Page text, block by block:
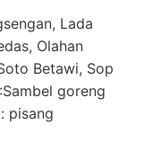
Lada
Olahan
Betawi, Sop
:Sambel goreng
: pisang